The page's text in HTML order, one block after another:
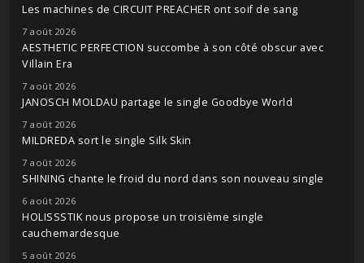
Les machines de CIRCUIT PREACHER ont soif de sang
7 août 2026
AESTHETIC PERFECTION succombe à son côté obscur avec
Villain Era
7 août 2026
JANOSCH MOLDAU partage le single Goodbye World
7 août 2026
MILDREDA sort le single Silk Skin
7 août 2026
SHINING chante le froid du nord dans son nouveau single
6 août 2026
HOLISSSTIK nous propose un troisième single
cauchemardesque
5 août 2026